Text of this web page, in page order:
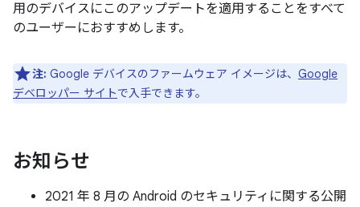
用のデバイスにこのアップデートを適用することをすべて
のユーザーにおすすめします。
注: Google デバイスのファームウェア イメージは、 Google
デベロッパー サイトで入手できます。
お知らせ
2021 年 8 月の Android のセキュリティに関する公開